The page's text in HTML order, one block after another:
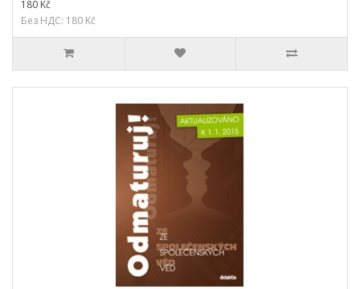
180 Kč
Без НДС: 180 Kč